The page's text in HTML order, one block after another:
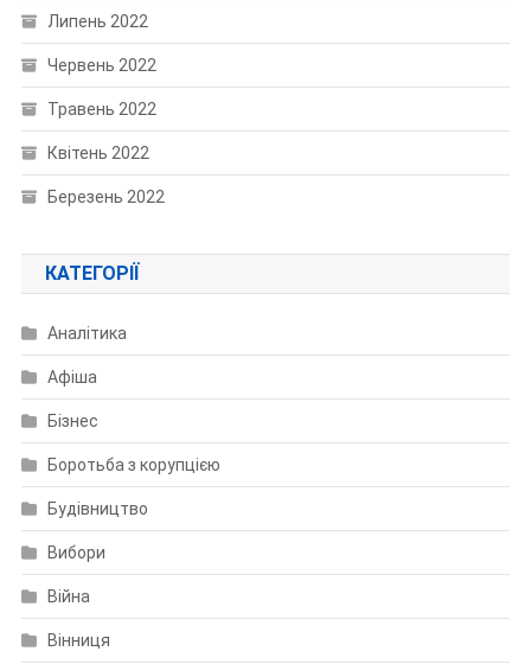
Липень 2022
Червень 2022
Травень 2022
Квітень 2022
Березень 2022
КАТЕГОРІЇ
Аналітика
Афіша
Бізнес
Боротьба з корупцією
Будівництво
Вибори
Війна
Вінниця